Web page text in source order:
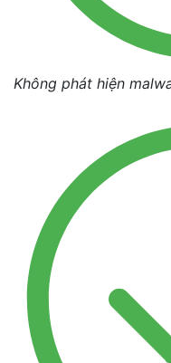
Không phát hiện